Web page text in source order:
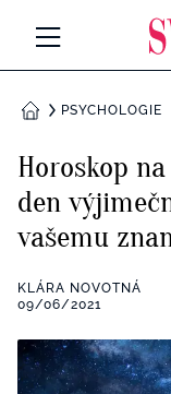
Všechny kategorie
Rozhovory
RETROHUBKY
Všechny kategorie
Seberozvoj
Všechny
ZÁBAVA
DOMŮPSYCHOLOGIE
Horoskop
den
vašemu
KLÁRA NOVOTNÁ
09/06/2021